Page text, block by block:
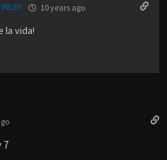
10 years ago
la vida!
7